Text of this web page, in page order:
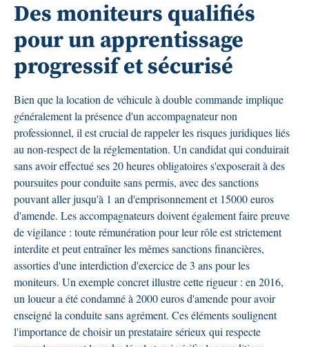
Des moniteurs qualifiés
pour un apprentissage
progressif et sécurisé
Bien que la location de véhicule à double commande implique
généralement la présence d'un accompagnateur non
professionnel, il est crucial de rappeler les risques juridiques liés
au non-respect de la réglementation. Un candidat qui conduirait
sans avoir effectué ses 20 heures obligatoires s'exposerait à des
poursuites pour conduite sans permis, avec des sanctions
pouvant aller jusqu'à 1 an d'emprisonnement et 15000 euros
d'amende. Les accompagnateurs doivent également faire preuve
de vigilance : toute rémunération pour leur rôle est strictement
interdite et peut entraîner les mêmes sanctions financières,
assorties d'une interdiction d'exercice de 3 ans pour les
moniteurs. Un exemple concret illustre cette rigueur : en 2016,
un loueur a été condamné à 2000 euros d'amende pour avoir
enseigné la conduite sans agrément. Ces éléments soulignent
l'importance de choisir un prestataire sérieux qui respecte